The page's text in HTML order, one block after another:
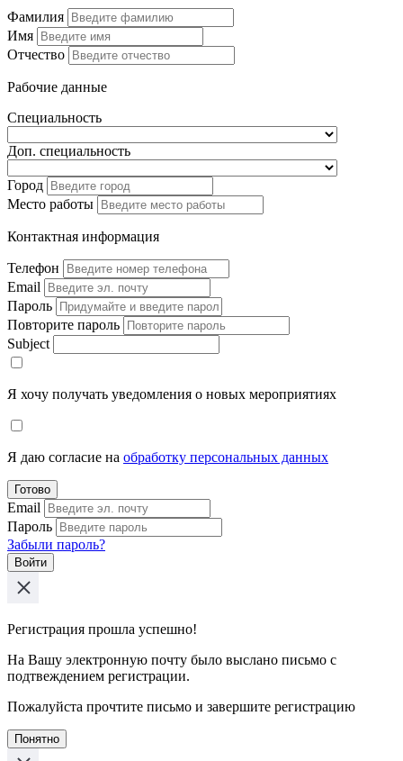
Фамилия
Имя
Отчество
Рабочие данные
Специальность
Доп. специальность
Город
Место работы
Контактная информация
Телефон
Email
Пароль
Повторите пароль
Subject
Я хочу получать уведомления о новых мероприятиях
Я даю согласие на обработку персональных данных
Готово
Email
Пароль
Забыли пароль?
Войти
Регистрация прошла успешно!
На Вашу электронную почту было выслано письмо с
подтвеждением регистрации.
Пожалуйста прочтите письмо и завершите регистрацию
Понятно